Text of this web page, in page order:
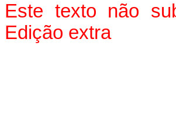
Este texto não
Edição extra